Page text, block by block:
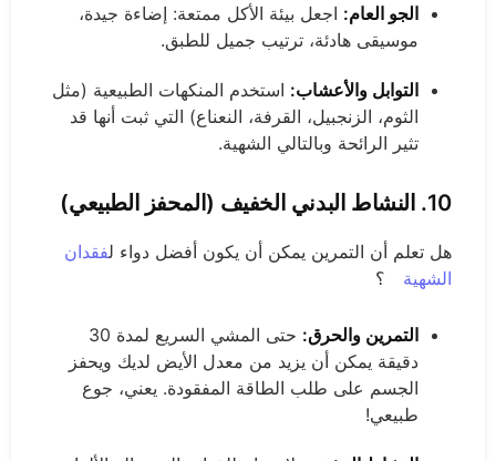
الجو العام: اجعل بيئة الأكل ممتعة: إضاءة جيدة،
موسيقى هادئة، ترتيب جميل للطبق.
التوابل والأعشاب: استخدم المنكهات الطبيعية (مثل
الثوم، الزنجبيل، القرفة، النعناع) التي ثبت أنها قد
تثير الرائحة وبالتالي الشهية.
10. النشاط البدني الخفيف (المحفز الطبيعي)
هل تعلم أن التمرين يمكن أن يكون أفضل دواء لفقدان
الشهية
؟
التمرين والحرق:
حتى المشي السريع لمدة 30
دقيقة يمكن أن يزيد من معدل الأيض لديك ويحفز
الجسم على طلب الطاقة المفقودة. يعني، جوع
طبيعي!